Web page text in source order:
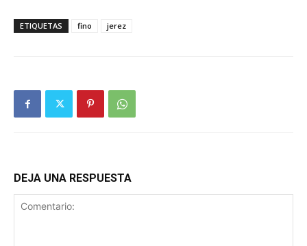
ETIQUETAS fino jerez
DEJA UNA RESPUESTA